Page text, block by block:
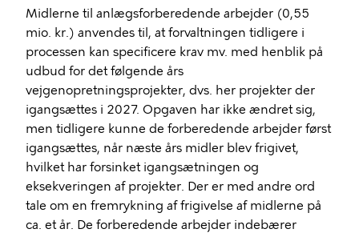
Midlerne til anlægsforberedende arbejder (0,55
mio. kr.) anvendes til, at forvaltningen tidligere i
processen kan specificere krav mv. med henblik på
udbud for det følgende års
vejgenopretningsprojekter, dvs. her projekter der
igangsættes i 2027. Opgaven har ikke ændret sig,
men tidligere kunne de forberedende arbejder først
igangsættes, når næste års midler blev frigivet,
hvilket har forsinket igangsætningen og
eksekveringen af projekter. Der er med andre ord
tale om en fremrykning af frigivelse af midlerne på
ca. et år. De forberedende arbejder indebærer